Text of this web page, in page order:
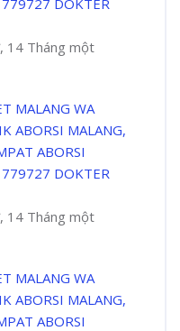
DOKTER
14 Tháng một
MALANG WA
ABORSI MALANG,
ABORSI
DOKTER
14 Tháng một
MALANG WA
ABORSI MALANG,
ABORSI